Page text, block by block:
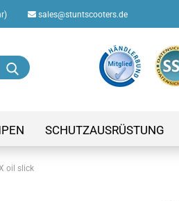
sales@stuntscooters.de
Suche...
SCHUTZAUSRÜSTUNG
oil slick